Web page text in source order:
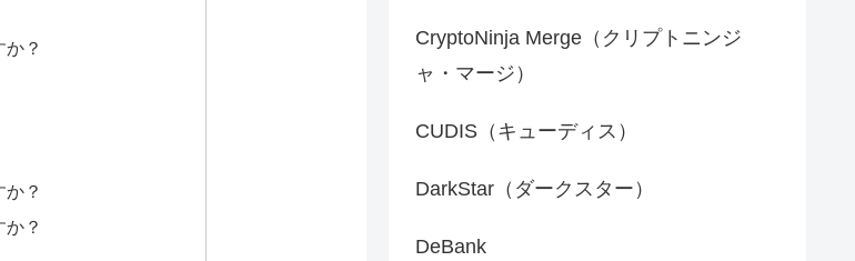
？
？
？
CryptoNinja Merge（クリプトニンジ
ャ・マージ）
CUDIS（キューディス）
DarkStar（ダークスター）
DeBank